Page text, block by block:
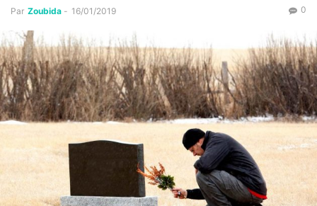
Par Zoubida - 16/01/2019 0